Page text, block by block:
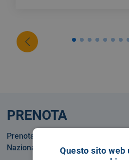
PRENOTA
Prenotare una visita o un esame
Nazionale o privatamente.
Questo sito